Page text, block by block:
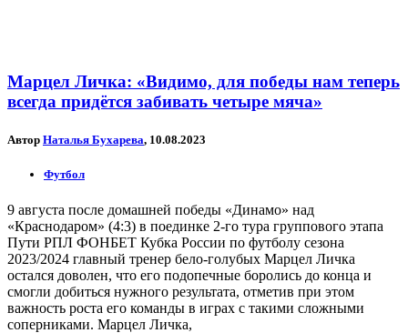
Марцел Личка: «Видимо, для победы нам теперь
всегда придётся забивать четыре мяча»
Автор Наталья Бухарева, 10.08.2023
Футбол
9 августа после домашней победы «Динамо» над
«Краснодаром» (4:3) в поединке 2-го тура группового этапа
Пути РПЛ ФОНБЕТ Кубка России по футболу сезона
2023/2024 главный тренер бело-голубых Марцел Личка
остался доволен, что его подопечные боролись до конца и
смогли добиться нужного результата, отметив при этом
важность роста его команды в играх с такими сложными
соперниками. Марцел Личка,